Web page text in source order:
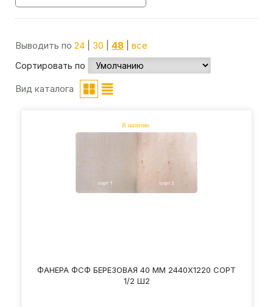
Выводить по 24 30 48 все
Сортировать по
Вид каталога
ФАНЕРА ФСФ БЕРЕЗОВАЯ 40 ММ 2440Х1220 СОРТ
1/2 Ш2